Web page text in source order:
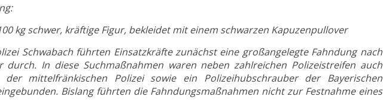
kg schwer, kräftige Figur, bekleidet mit einem schwarzen Kapuzenpullover
Schwabach führten Einsatzkräfte zunächst eine großangelegte Fahndung nach
durch. In diese Suchmaßnahmen waren neben zahlreichen Polizeistreifen auch
der mittelfränkischen Polizei sowie ein Polizeihubschrauber der Bayerischen
Bislang führten die Fahndungsmaßnahmen nicht zur Festnahme eines